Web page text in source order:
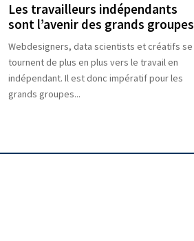
Les travailleurs indépendants
sont l’avenir des grands groupes
Webdesigners, data scientists et créatifs se
tournent de plus en plus vers le travail en
indépendant. Il est donc impératif pour les
grands groupes...